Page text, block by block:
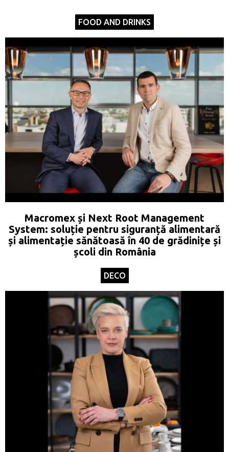
FOOD AND DRINKS
Macromex și Next Root Management
System: soluție pentru siguranță alimentară
și alimentație sănătoasă în 40 de grădinițe și
școli din România
DECO